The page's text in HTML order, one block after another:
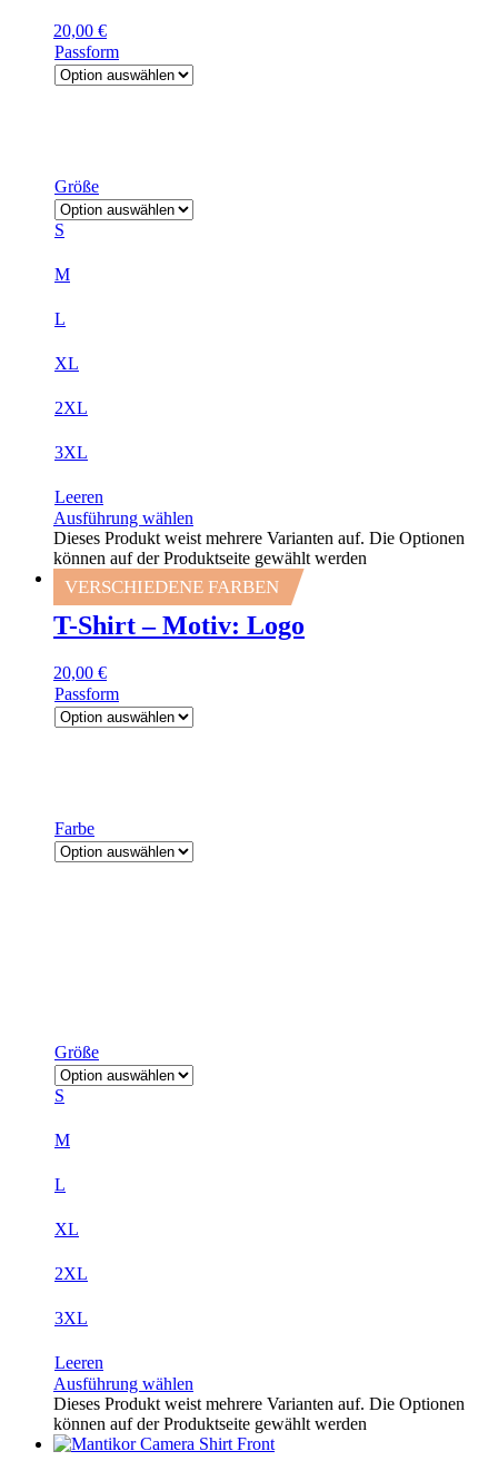
20,00 €
Passform
Größe
S
M
L
XL
2XL
3XL
Leeren
Ausführung wählen
Dieses Produkt weist mehrere Varianten auf. Die Optionen
können auf der Produktseite gewählt werden
VERSCHIEDENE FARBEN
T-Shirt – Motiv: Logo
20,00 €
Passform
Farbe
Größe
S
M
L
XL
2XL
3XL
Leeren
Ausführung wählen
Dieses Produkt weist mehrere Varianten auf. Die Optionen
können auf der Produktseite gewählt werden